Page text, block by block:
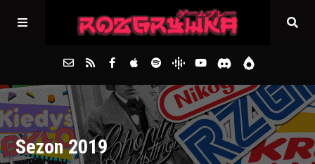
Główna
Archiwum
Sezon 2019